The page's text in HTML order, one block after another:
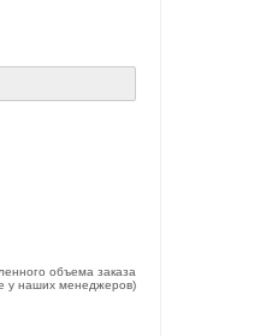
объема заказа
у наших менеджеров)